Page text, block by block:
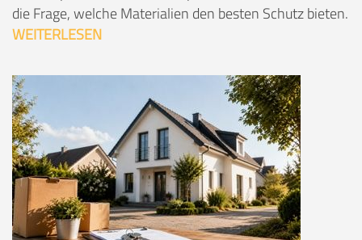
die Frage, welche Materialien den besten Schutz bieten.
WEITERLESEN